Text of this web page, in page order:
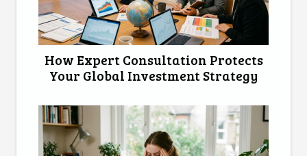
How Expert Consultation Protects
Your Global Investment Strategy